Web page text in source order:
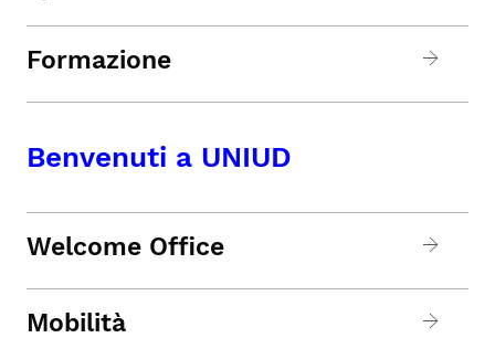
Formazione
Benvenuti a UNIUD
Welcome Office
Mobilità